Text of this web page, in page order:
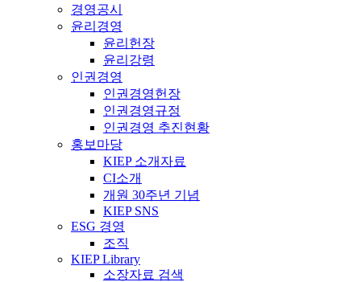
경영공시
윤리경영
윤리헌장
윤리강령
인권경영
인권경영헌장
인권경영규정
인권경영 추진현황
홍보마당
KIEP 소개자료
CI소개
개원 30주년 기념
KIEP SNS
ESG 경영
조직
KIEP Library
소장자료 검색